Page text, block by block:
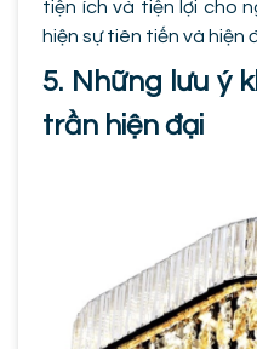
tiện ích và tiện lợi cho
hiện sự tiên tiến và hiện
5. Những lưu ý
trần hiện đại